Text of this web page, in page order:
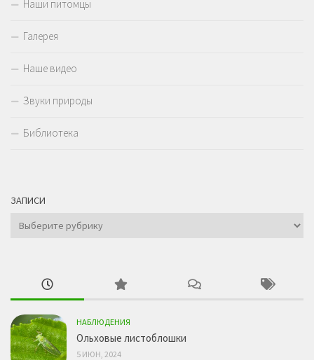
Наши питомцы
Галерея
Наше видео
Звуки природы
Библиотека
ЗАПИСИ
Записи
НАБЛЮДЕНИЯ
Ольховые листоблошки
5 ИЮН, 2024